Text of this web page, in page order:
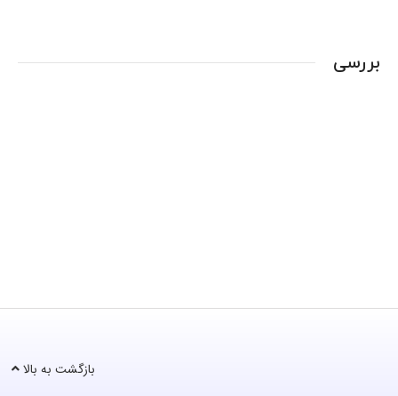
بررسی
بازگشت به بالا